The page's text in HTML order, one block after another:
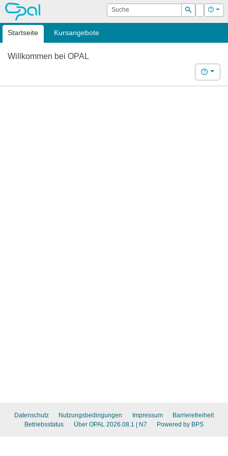
OPAL Suche
Suchen
Login Hilfe
Startseite Kursangebote
Willkommen bei OPAL
Hilfe
Datenschutz Nutzungsbedingungen Impressum
Barrierefreiheit
Betriebsstatus
Über OPAL 2026.08.1 | N7 Powered by BPS